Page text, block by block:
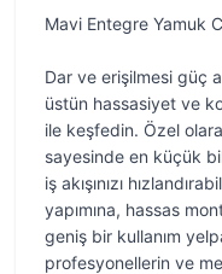
Mavi Entegre Yamuk
Dar ve erişilmesi güç
üstün hassasiyet ve
ile keşfedin. Özel
sayesinde en küçük
iş akışınızı
yapımına, hassas
geniş bir kullanım
profesyonellerin ve